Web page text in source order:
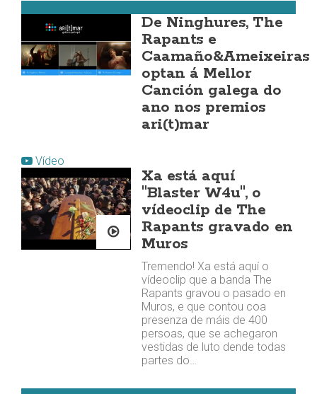
De Ninghures, The
Rapants e
Caamaño&Ameixeiras
optan á Mellor
Canción galega do
ano nos premios
ari(t)mar
Vídeo
Xa está aquí
"Blaster W4u", o
vídeoclip de The
Rapants gravado en
Muros
Tremendo! Xa está aquí o
vídeoclip que a banda The
Rapants gravou o pasado en
Muros, e que contou coa
presenza de máis de 400
persoas, que se achegaron
vestidas de luto dende todas
partes do…